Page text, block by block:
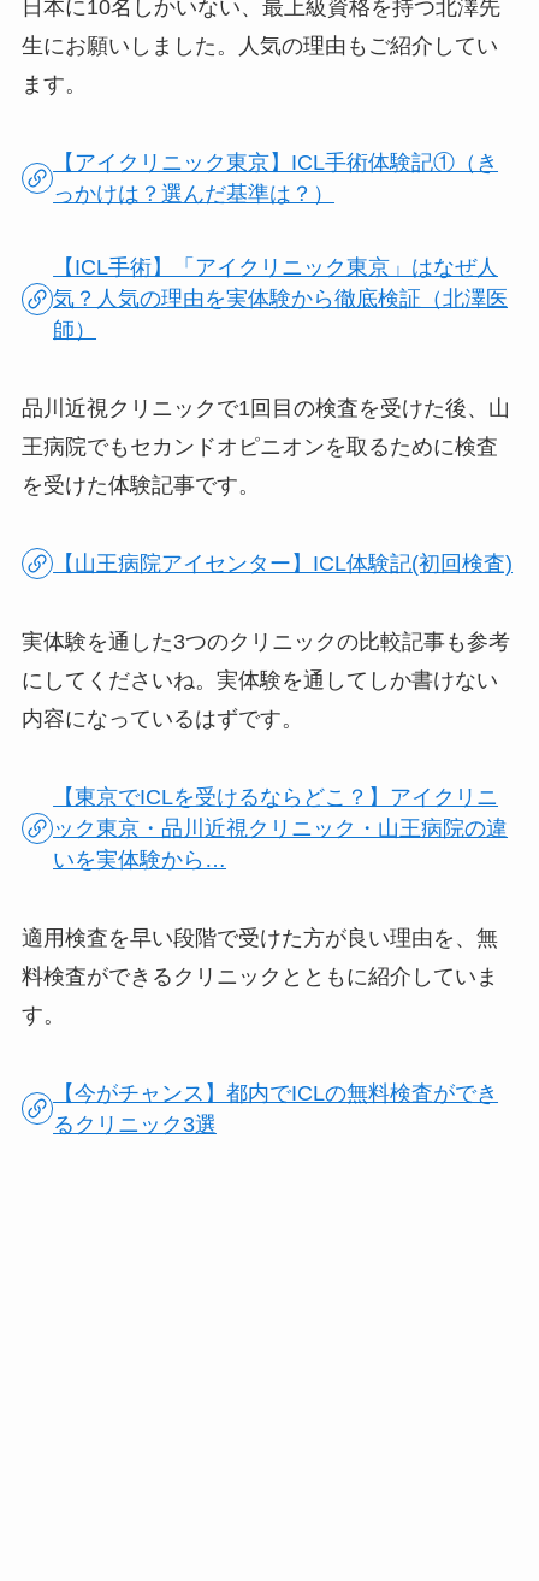
日本に10名しかいない、最上級資格を持つ北澤先
生にお願いしました。人気の理由もご紹介してい
ます。
【アイクリニック東京】ICL手術体験記①（き
っかけは？選んだ基準は？）
【ICL手術】「アイクリニック東京」はなぜ人
気？人気の理由を実体験から徹底検証（北澤医
師）
品川近視クリニックで1回目の検査を受けた後、山
王病院でもセカンドオピニオンを取るために検査
を受けた体験記事です。
【山王病院アイセンター】ICL体験記(初回検査)
実体験を通した3つのクリニックの比較記事も参考
にしてくださいね。実体験を通してしか書けない
内容になっているはずです。
【東京でICLを受けるならどこ？】アイクリニ
ック東京・品川近視クリニック・山王病院の違
いを実体験から…
適用検査を早い段階で受けた方が良い理由を、無
料検査ができるクリニックとともに紹介していま
す。
【今がチャンス】都内でICLの無料検査ができ
るクリニック3選